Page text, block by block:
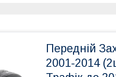
Передній
2001-2014